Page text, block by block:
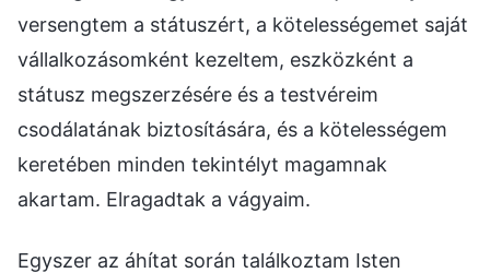
versengtem a státuszért, a kötelességemet saját
vállalkozásomként kezeltem, eszközként a
státusz megszerzésére és a testvéreim
csodálatának biztosítására, és a kötelességem
keretében minden tekintélyt magamnak
akartam. Elragadtak a vágyaim.
Egyszer az áhítat során találkoztam Isten